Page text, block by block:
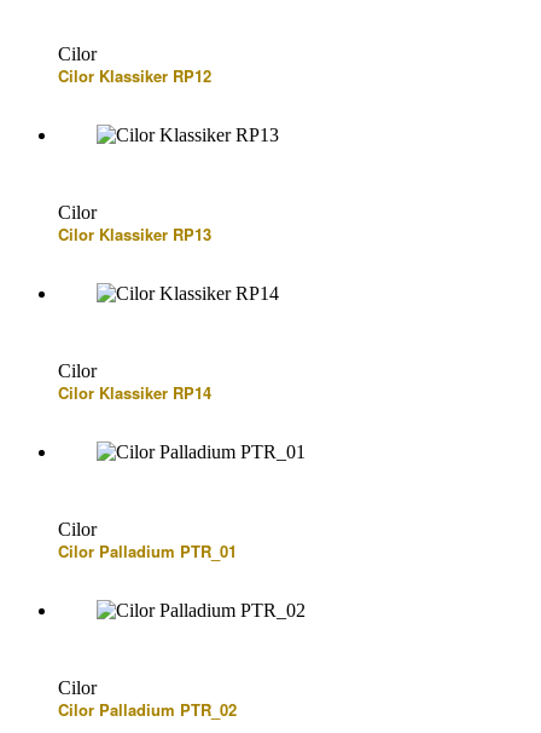
Cilor
Cilor Klassiker RP12
Cilor
Cilor Klassiker RP13
Cilor
Cilor Klassiker RP14
Cilor
Cilor Palladium PTR_01
Cilor
Cilor Palladium PTR_02